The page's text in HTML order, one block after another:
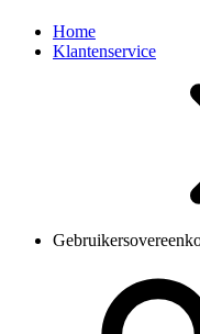
Home
Klantenservice